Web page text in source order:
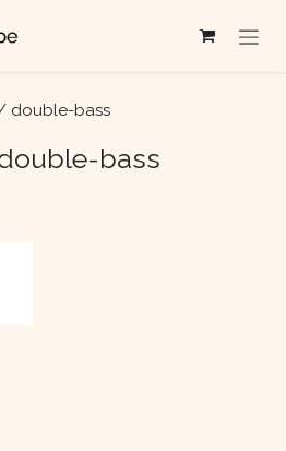
double-bass
bass